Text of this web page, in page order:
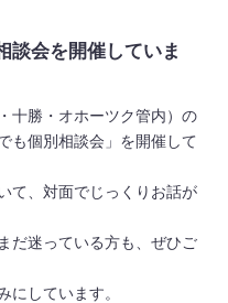
談会を開催していま
十勝・オホーツク管内）の
も個別相談会」を開催して
て、対面でじっくりお話が
だ迷っている方も、ぜひご
にしています。